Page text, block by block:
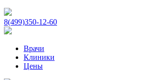
8(499)350-12-60
Врачи
Клиники
Цены